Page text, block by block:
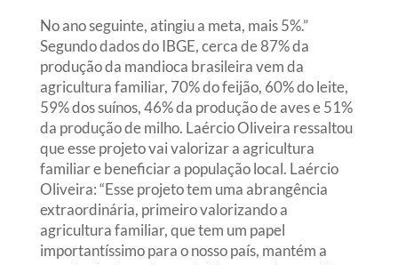
No ano seguinte, atingiu a meta, mais 5%.”
Segundo dados do IBGE, cerca de 87% da
produção da mandioca brasileira vem da
agricultura familiar, 70% do feijão, 60% do leite,
59% dos suínos, 46% da produção de aves e 51%
da produção de milho. Laércio Oliveira ressaltou
que esse projeto vai valorizar a agricultura
familiar e beneficiar a população local. Laércio
Oliveira: “Esse projeto tem uma abrangência
extraordinária, primeiro valorizando a
agricultura familiar, que tem um papel
importantíssimo para o nosso país, mantém a